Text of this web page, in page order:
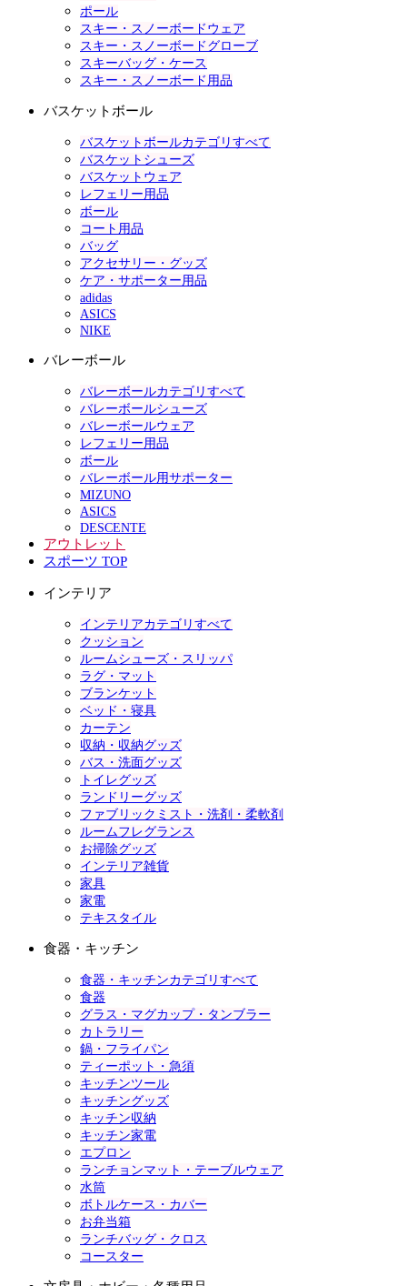
ポール
スキー・スノーボードウェア
スキー・スノーボードグローブ
スキーバッグ・ケース
スキー・スノーボード用品
バスケットボール
バスケットボールカテゴリすべて
バスケットシューズ
バスケットウェア
レフェリー用品
ボール
コート用品
バッグ
アクセサリー・グッズ
ケア・サポーター用品
adidas
ASICS
NIKE
バレーボール
バレーボールカテゴリすべて
バレーボールシューズ
バレーボールウェア
レフェリー用品
ボール
バレーボール用サポーター
MIZUNO
ASICS
DESCENTE
アウトレット
スポーツ TOP
インテリア
インテリアカテゴリすべて
クッション
ルームシューズ・スリッパ
ラグ・マット
ブランケット
ベッド・寝具
カーテン
収納・収納グッズ
バス・洗面グッズ
トイレグッズ
ランドリーグッズ
ファブリックミスト・洗剤・柔軟剤
ルームフレグランス
お掃除グッズ
インテリア雑貨
家具
家電
テキスタイル
食器・キッチン
食器・キッチンカテゴリすべて
食器
グラス・マグカップ・タンブラー
カトラリー
鍋・フライパン
ティーポット・急須
キッチンツール
キッチングッズ
キッチン収納
キッチン家電
エプロン
ランチョンマット・テーブルウェア
水筒
ボトルケース・カバー
お弁当箱
ランチバッグ・クロス
コースター